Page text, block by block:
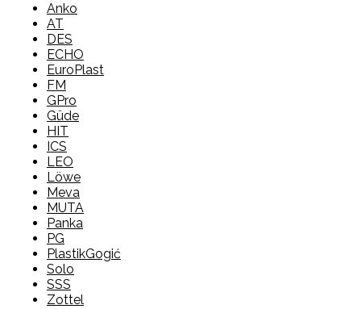
Anko
AT
DES
ECHO
EuroPlast
FM
GPro
Güde
HIT
ICS
LEO
Löwe
Meva
MUTA
Panka
PG
PlastikGogić
Solo
SSS
Zottel